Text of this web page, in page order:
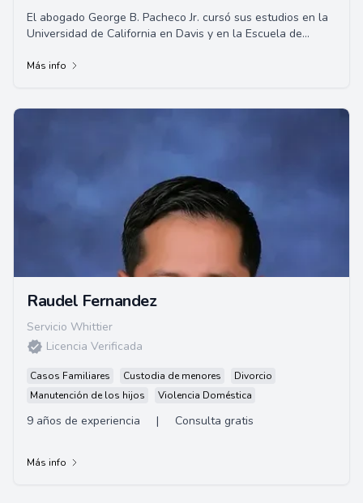
El abogado George B. Pacheco Jr. cursó sus estudios en la
Universidad de California en Davis y en la Escuela de
Más info
Raudel Fernandez
Servicio Whittier
Licencia Verificada
Casos Familiares Custodia de menores
Divorcio
Manutención de los hijos
Violencia Doméstica
9 años de experiencia | Consulta gratis
Más info